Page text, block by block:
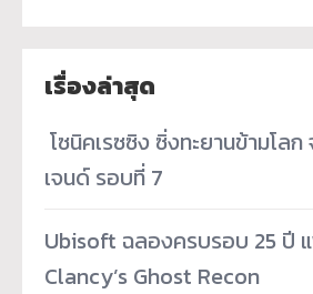
เรื่องล่าสุด
โซนิคเรซซิง ซิ่งทะยานข้ามโล
เจนด์ รอบที่ 7
Ubisoft ฉลองครบรอบ 25 ปี
Clancy’s Ghost Recon